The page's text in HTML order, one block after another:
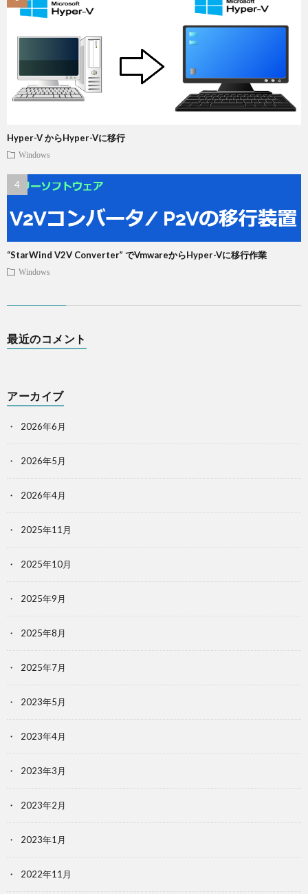
Hyper-V からHyper-Vに移行
Windows
“StarWind V2V Converter” でVmwareからHyper-Vに移行作業
Windows
最近のコメント
アーカイブ
2026年6月
2026年5月
2026年4月
2025年11月
2025年10月
2025年9月
2025年8月
2025年7月
2023年5月
2023年4月
2023年3月
2023年2月
2023年1月
2022年11月